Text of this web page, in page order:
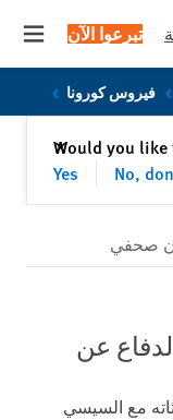
تبرعوا الآن
فيروس كورونا
Would you like
Yes
No,
✕إغلاق
صحفي
عن
مع السيسي